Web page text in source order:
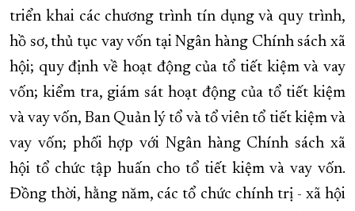
triển khai các chương trình tín dụng và quy trình,
hồ sơ, thủ tục vay vốn tại Ngân hàng Chính sách xã
hội; quy định về hoạt động của tổ tiết kiệm và vay
vốn; kiểm tra, giám sát hoạt động của tổ tiết kiệm
và vay vốn, Ban Quản lý tổ và tổ viên tổ tiết kiệm và
vay vốn; phối hợp với Ngân hàng Chính sách xã
hội tổ chức tập huấn cho tổ tiết kiệm và vay vốn.
Đồng thời, hằng năm, các tổ chức chính trị - xã hội